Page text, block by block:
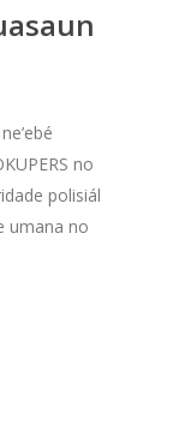
no
polisiál
umana no